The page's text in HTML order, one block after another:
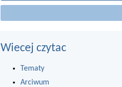
Wiecej czytac
Tematy
Arciwum